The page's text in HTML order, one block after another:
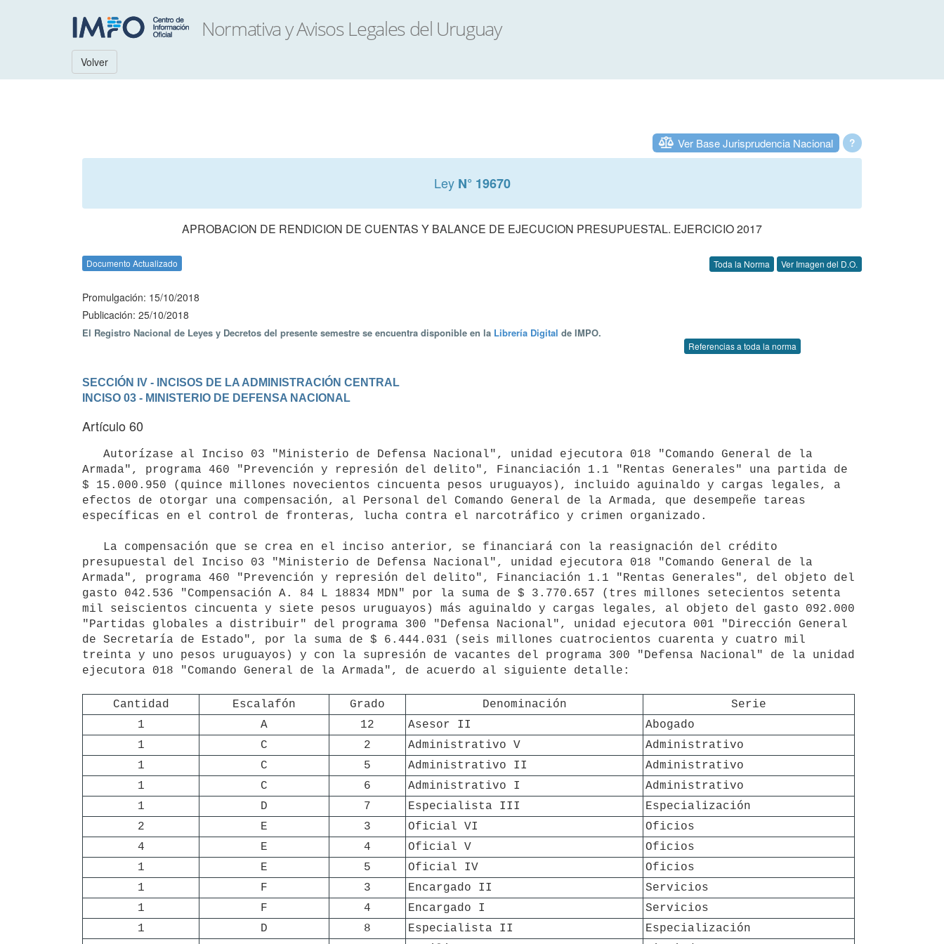
Volver
?
Ver Base Jurisprudencia Nacional
Ley N° 19670
APROBACION DE RENDICION DE CUENTAS Y BALANCE DE EJECUCION PRESUPUESTAL. EJERCICIO 2017
Documento Actualizado Toda la Norma Ver Imagen del D.O.
Promulgación: 15/10/2018
Publicación: 25/10/2018
El Registro Nacional de Leyes y Decretos del presente semestre se encuentra disponible en la Librería Digital de IMPO.
Referencias a toda la norma
SECCIÓN IV - INCISOS DE LA ADMINISTRACIÓN CENTRAL
INCISO 03 - MINISTERIO DE DEFENSA NACIONAL
Artículo 60
Armada", programa 460 "Prevención y represión del delito", Financiación 1.1 "Rentas Generales" una partida de
$ 15.000.950 (quince millones novecientos cincuenta pesos uruguayos), incluido aguinaldo y cargas legales, a
efectos de otorgar una compensación, al Personal del Comando General de la Armada, que desempeñe tareas
específicas en el control de fronteras, lucha contra el narcotráfico y crimen organizado.
presupuestal del Inciso 03 "Ministerio de Defensa Nacional", unidad ejecutora 018 "Comando General de la
Armada", programa 460 "Prevención y represión del delito", Financiación 1.1 "Rentas Generales", del objeto del
gasto 042.536 "Compensación A. 84 L 18834 MDN" por la suma de $ 3.770.657 (tres millones setecientos setenta
mil seiscientos cincuenta y siete pesos uruguayos) más aguinaldo y cargas legales, al objeto del gasto 092.000
"Partidas globales a distribuir" del programa 300 "Defensa Nacional", unidad ejecutora 001 "Dirección General
de Secretaría de Estado", por la suma de $ 6.444.031 (seis millones cuatrocientos cuarenta y cuatro mil
treinta y uno pesos uruguayos) y con la supresión de vacantes del programa 300 "Defensa Nacional" de la unidad
ejecutora 018 "Comando General de la Armada", de acuerdo al siguiente detalle:
Cantidad Escalafón Grado Denominación
Serie
1
A 12 Asesor II
Abogado
1
C 2 Administrativo V
Administrativo
1
C 5 Administrativo II
Administrativo
1
C 6 Administrativo I
Administrativo
1
D 7 Especialista III
Especialización
2
E 3 Oficial VI
Oficios
4
E 4 Oficial V
Oficios
1
E 5 Oficial IV
Oficios
1
F 3 Encargado II
Servicios
1
F 4 Encargado I
Servicios
1
D 8 Especialista II
Especialización